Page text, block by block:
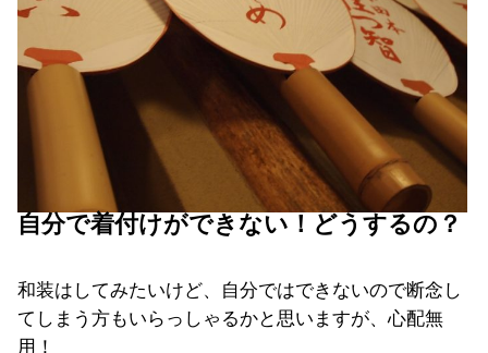
自分で着付けができない！どうするの？
和装はしてみたいけど、自分ではできないので断念し
てしまう方もいらっしゃるかと思いますが、心配無
用！